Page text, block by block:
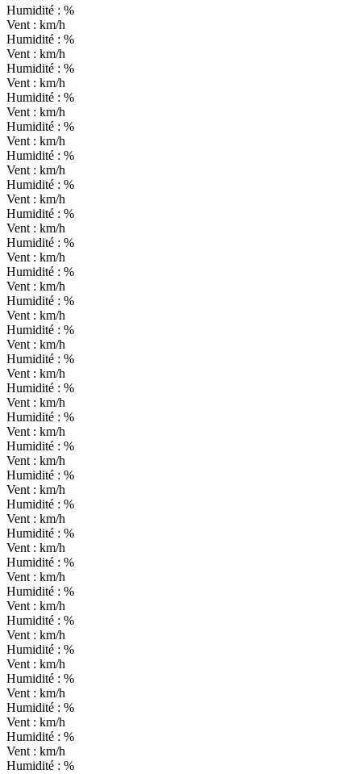
Humidité : %
Vent : km/h
Humidité : %
Vent : km/h
Humidité : %
Vent : km/h
Humidité : %
Vent : km/h
Humidité : %
Vent : km/h
Humidité : %
Vent : km/h
Humidité : %
Vent : km/h
Humidité : %
Vent : km/h
Humidité : %
Vent : km/h
Humidité : %
Vent : km/h
Humidité : %
Vent : km/h
Humidité : %
Vent : km/h
Humidité : %
Vent : km/h
Humidité : %
Vent : km/h
Humidité : %
Vent : km/h
Humidité : %
Vent : km/h
Humidité : %
Vent : km/h
Humidité : %
Vent : km/h
Humidité : %
Vent : km/h
Humidité : %
Vent : km/h
Humidité : %
Vent : km/h
Humidité : %
Vent : km/h
Humidité : %
Vent : km/h
Humidité : %
Vent : km/h
Humidité : %
Vent : km/h
Humidité : %
Vent : km/h
Humidité : %